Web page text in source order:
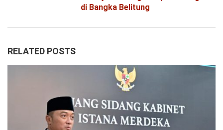
di Bangka Belitung
RELATED POSTS